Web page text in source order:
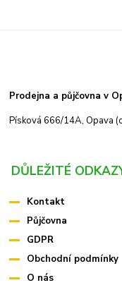
Prodejna a půjčovna v
Písková 666/14A, Opava
DŮLEŽITÉ
Kontakt
Půjčovna
GDPR
Obchodní podmínky
O nás